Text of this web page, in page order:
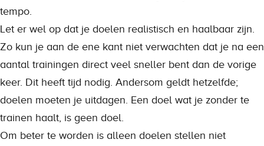
tempo.
Let er wel op dat je doelen realistisch en haalbaar zijn.
Zo kun je aan de ene kant niet verwachten dat je na een
aantal trainingen direct veel sneller bent dan de vorige
keer. Dit heeft tijd nodig. Andersom geldt hetzelfde;
doelen moeten je uitdagen. Een doel wat je zonder te
trainen haalt, is geen doel.
Om beter te worden is alleen doelen stellen niet